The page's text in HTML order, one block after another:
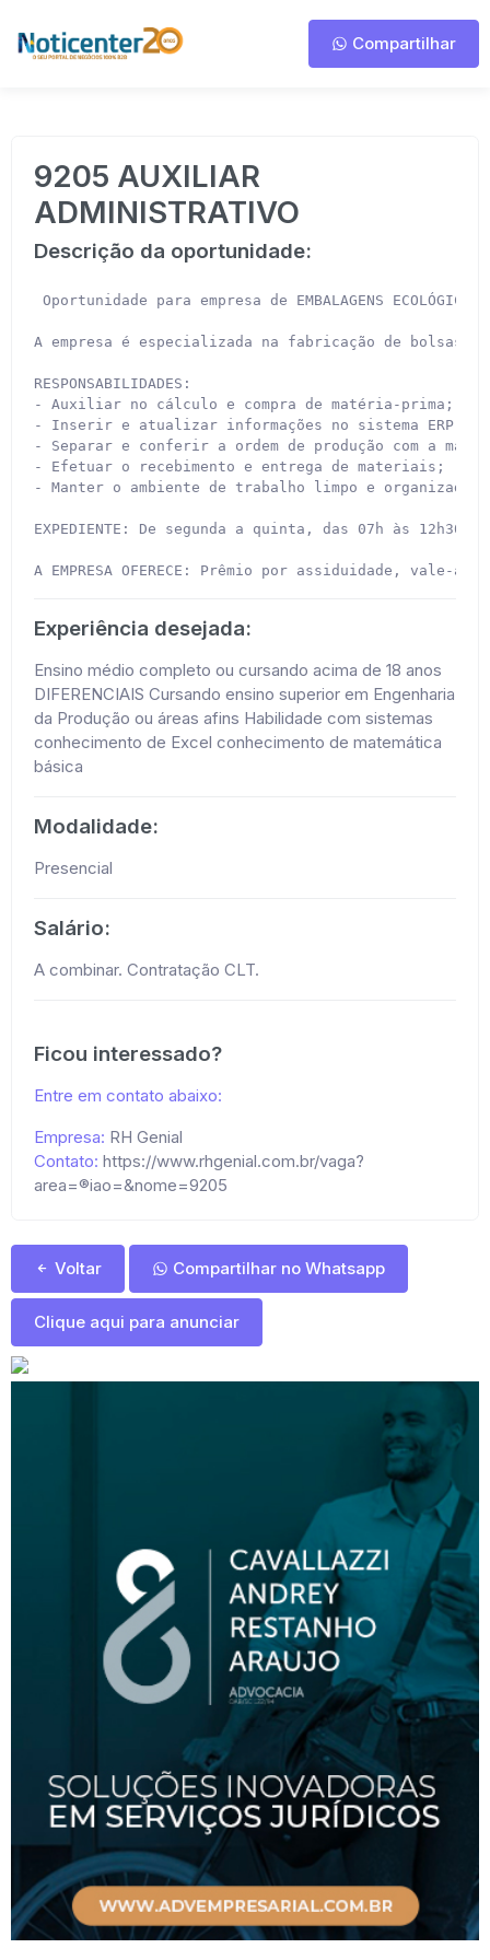
Compartilhar
9205 AUXILIAR
ADMINISTRATIVO
Descrição da oportunidade:
Oportunidade para empresa de EMBALAGENS
A empresa é especializada na fabricação de bolsas
RESPONSABILIDADES:
- Auxiliar no cálculo e compra de matéria-prima;
- Inserir e atualizar informações no sistema ERP e
- Separar e conferir a ordem de produção com a
- Efetuar o recebimento e entrega de materiais;
- Manter o ambiente de trabalho limpo e organizado.
EXPEDIENTE: De segunda a quinta, das 07h às
A EMPRESA OFERECE: Prêmio por assiduidade,
Experiência desejada:
Ensino médio completo ou cursando acima de 18 anos
DIFERENCIAIS Cursando ensino superior em Engenharia
da Produção ou áreas afins Habilidade com sistemas
conhecimento de Excel conhecimento de matemática
básica
Modalidade:
Presencial
Salário:
A combinar. Contratação CLT.
Ficou interessado?
Entre em contato abaixo:
Empresa: RH Genial
Contato: https://www.rhgenial.com.br/vaga?
area=®iao=&nome=9205
Voltar Compartilhar no Whatsapp
Clique aqui para anunciar